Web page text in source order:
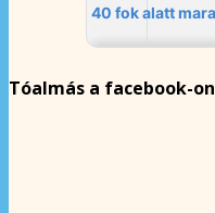
Tóalmás a facebook-on